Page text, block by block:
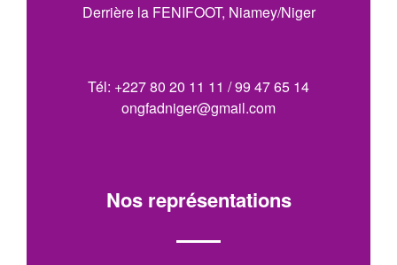
Derrière la FENIFOOT, Niamey/Niger
Tél: +227 80 20 11 11 / 99 47 65 14
ongfadniger@gmail.com
Nos représentations